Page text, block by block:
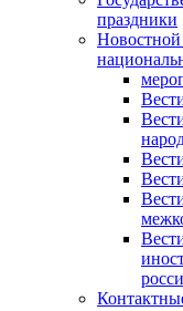
праздники
Новостной